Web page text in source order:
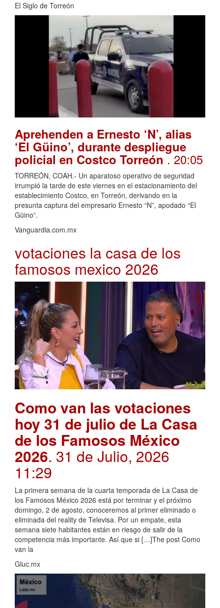
El Siglo de Torreón
Aprehenden a Ernesto ‘N’, alias
‘El Güino’, durante despliegue
policial en Costco Torreón. 20:05
TORREÓN, COAH.- Un aparatoso operativo de seguridad
irrumpió la tarde de este viernes en el estacionamiento del
establecimiento Costco, en Torreón, derivando en la
presunta captura del empresario Ernesto “N”, apodado “El
Güino”.
Vanguardia.com.mx
votaciones la casa de los
famosos mexico 2026
Como van las votaciones
hoy 31 de julio de La Casa
de los Famosos México
2026. 31 de Julio, 2026
11:29
La primera semana de la cuarta temporada de La Casa de
los Famosos México 2026 está por terminar y el próximo
domingo, 2 de agosto, conoceremos al primer eliminado o
eliminada del reality de Televisa. Por un empate, esta
semana siete habitantes están en riesgo de salir de la
competencia más importante. Así que si […]The post Como
van la
Gluc.mx